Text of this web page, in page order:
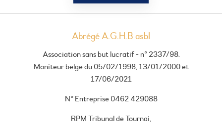
Abrégé A.G.H.B asbl
Association sans but lucratif - n° 2337/98.
Moniteur belge du 05/02/1998, 13/01/2000 et
17/06/2021
N° Entreprise 0462 429088
RPM Tribunal de Tournai,